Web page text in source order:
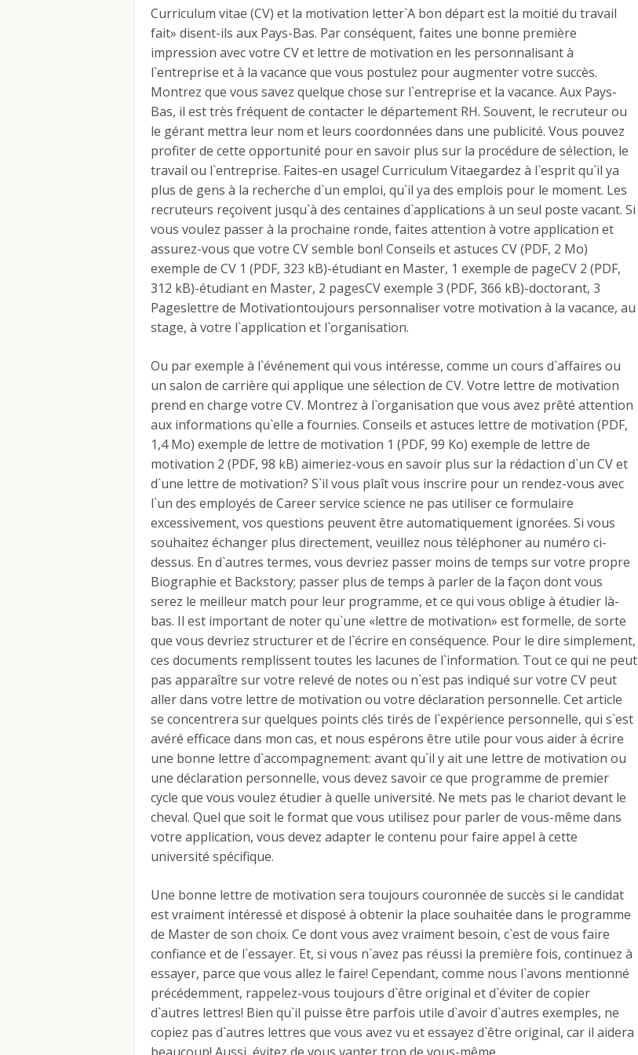
Curriculum vitae (CV) et la motivation letter`A bon départ est la moitié du travail
fait» disent-ils aux Pays-Bas. Par conséquent, faites une bonne première
impression avec votre CV et lettre de motivation en les personnalisant à
l`entreprise et à la vacance que vous postulez pour augmenter votre succès.
Montrez que vous savez quelque chose sur l`entreprise et la vacance. Aux Pays-
Bas, il est très fréquent de contacter le département RH. Souvent, le recruteur ou
le gérant mettra leur nom et leurs coordonnées dans une publicité. Vous pouvez
profiter de cette opportunité pour en savoir plus sur la procédure de sélection, le
travail ou l`entreprise. Faites-en usage! Curriculum Vitaegardez à l`esprit qu`il ya
plus de gens à la recherche d`un emploi, qu`il ya des emplois pour le moment. Les
recruteurs reçoivent jusqu`à des centaines d`applications à un seul poste vacant. Si
vous voulez passer à la prochaine ronde, faites attention à votre application et
assurez-vous que votre CV semble bon! Conseils et astuces CV (PDF, 2 Mo)
exemple de CV 1 (PDF, 323 kB)-étudiant en Master, 1 exemple de pageCV 2 (PDF,
312 kB)-étudiant en Master, 2 pagesCV exemple 3 (PDF, 366 kB)-doctorant, 3
Pageslettre de Motivationtoujours personnaliser votre motivation à la vacance, au
stage, à votre l`application et l`organisation.
Ou par exemple à l`événement qui vous intéresse, comme un cours d`affaires ou
un salon de carrière qui applique une sélection de CV. Votre lettre de motivation
prend en charge votre CV. Montrez à l`organisation que vous avez prêté attention
aux informations qu`elle a fournies. Conseils et astuces lettre de motivation (PDF,
1,4 Mo) exemple de lettre de motivation 1 (PDF, 99 Ko) exemple de lettre de
motivation 2 (PDF, 98 kB) aimeriez-vous en savoir plus sur la rédaction d`un CV et
d`une lettre de motivation? S`il vous plaît vous inscrire pour un rendez-vous avec
l`un des employés de Career service science ne pas utiliser ce formulaire
excessivement, vos questions peuvent être automatiquement ignorées. Si vous
souhaitez échanger plus directement, veuillez nous téléphoner au numéro ci-
dessus. En d`autres termes, vous devriez passer moins de temps sur votre propre
Biographie et Backstory; passer plus de temps à parler de la façon dont vous
serez le meilleur match pour leur programme, et ce qui vous oblige à étudier là-
bas. Il est important de noter qu`une «lettre de motivation» est formelle, de sorte
que vous devriez structurer et de l`écrire en conséquence. Pour le dire simplement,
ces documents remplissent toutes les lacunes de l`information. Tout ce qui ne peut
pas apparaître sur votre relevé de notes ou n`est pas indiqué sur votre CV peut
aller dans votre lettre de motivation ou votre déclaration personnelle. Cet article
se concentrera sur quelques points clés tirés de l`expérience personnelle, qui s`est
avéré efficace dans mon cas, et nous espérons être utile pour vous aider à écrire
une bonne lettre d`accompagnement: avant qu`il y ait une lettre de motivation ou
une déclaration personnelle, vous devez savoir ce que programme de premier
cycle que vous voulez étudier à quelle université. Ne mets pas le chariot devant le
cheval. Quel que soit le format que vous utilisez pour parler de vous-même dans
votre application, vous devez adapter le contenu pour faire appel à cette
université spécifique.
Une bonne lettre de motivation sera toujours couronnée de succès si le candidat
est vraiment intéressé et disposé à obtenir la place souhaitée dans le programme
de Master de son choix. Ce dont vous avez vraiment besoin, c`est de vous faire
confiance et de l`essayer. Et, si vous n`avez pas réussi la première fois, continuez à
essayer, parce que vous allez le faire! Cependant, comme nous l`avons mentionné
précédemment, rappelez-vous toujours d`être original et d`éviter de copier
d`autres lettres! Bien qu`il puisse être parfois utile d`avoir d`autres exemples, ne
copiez pas d`autres lettres que vous avez vu et essayez d`être original, car il aidera